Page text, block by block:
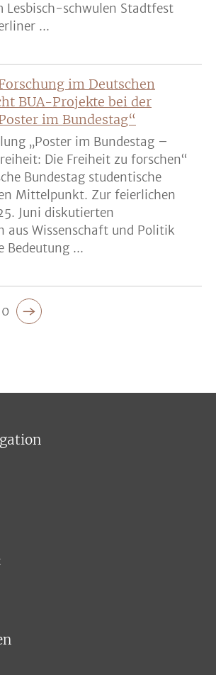
Lesbisch-schwulen Stadtfest
...
im Deutschen
BUA-Projekte bei der
im Bundestag“
„Poster im Bundestag –
Die Freiheit zu forschen“
Bundestag studentische
Mittelpunkt. Zur feierlichen
Juni diskutierten
aus Wissenschaft und Politik
Bedeutung ...